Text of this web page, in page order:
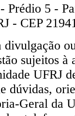
Prédio 5 -
- CEP
divulgação
sujeitos
UFRJ
dúvidas,
Geral da